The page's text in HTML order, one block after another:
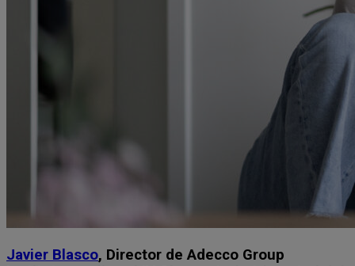
Javier Blasco, Director de Adecco Group